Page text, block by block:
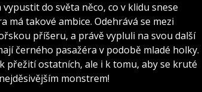
do světa něco, co v klidu snese
takové ambice. Odehrává se mezi
příšeru, a právě vypluli na svou další
černého pasažéra v podobě mladé holky.
přežití ostatních, ale i k tomu, aby se kruté
monstrem!